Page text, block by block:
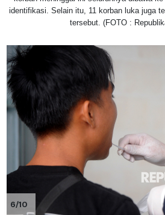
identifikasi. Selain itu, 11 korban luka juga
tersebut. (FOTO :
6/10